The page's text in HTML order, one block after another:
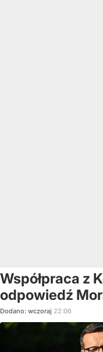
Współpraca z
odpowiedź
Dodano: wczoraj 22:06